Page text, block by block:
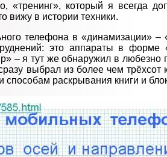
«тренинг», который я всегда
вижу в истории техники.
телефона в «динамизации» –
это аппараты в форме
– я тут же обнаружил в любезно
выбрал из более чем трёхсот
раскрывания книги и